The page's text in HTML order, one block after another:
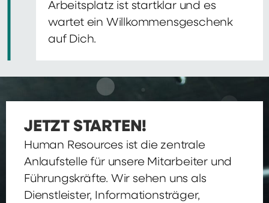
Arbeitsplatz ist startklar und es
wartet ein Willkommensgeschenk
auf Dich.
JETZT STARTEN!
Human Resources ist die zentrale
Anlaufstelle für unsere Mitarbeiter und
Führungskräfte. Wir sehen uns als
Dienstleister, Informationsträger,